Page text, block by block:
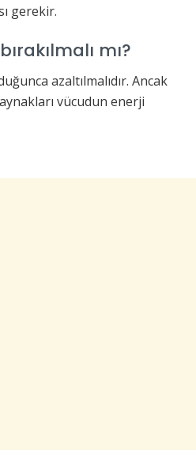
gerekir.
mı?
azaltılmalıdır. Ancak
vücudun enerji